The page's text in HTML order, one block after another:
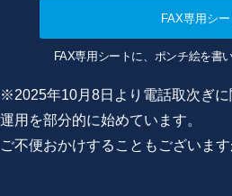
FAX専用シー
FAX専用シートに、ポンチ絵を書
※2025年10月8日より電話取次ぎ
運用を部分的に始めています。
ご不便おかけすることもございま